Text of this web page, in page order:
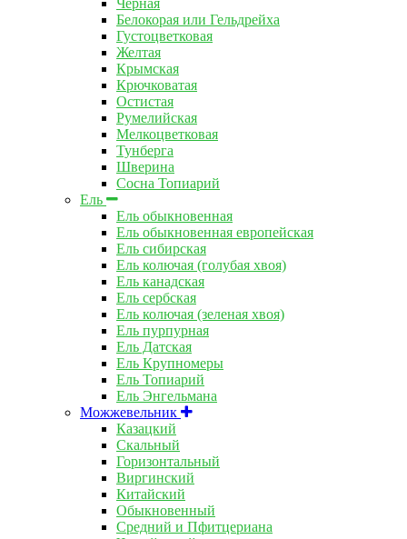
Чёрная
Белокорая или Гельдрейха
Густоцветковая
Желтая
Крымская
Крючковатая
Остистая
Румелийская
Мелкоцветковая
Тунберга
Шверина
Сосна Топиарий
Ель
Ель обыкновенная
Ель обыкновенная европейская
Ель сибирская
Ель колючая (голубая хвоя)
Ель канадская
Ель сербская
Ель колючая (зеленая хвоя)
Ель пурпурная
Ель Датская
Ель Крупномеры
Ель Топиарий
Ель Энгельмана
Можжевельник
Казацкий
Скальный
Горизонтальный
Виргинский
Китайский
Обыкновенный
Средний и Пфитцериана